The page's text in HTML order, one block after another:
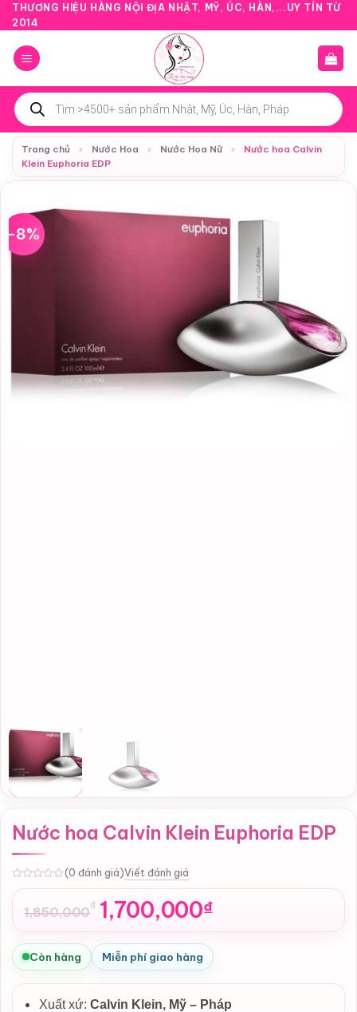
Bỏ
qua
nội
dung
THƯƠNG HIỆU HÀNG NỘI ĐỊA NHẬT, MỸ, ÚC, HÀN,...UY TÍN TỪ
2014
Tìm
kiếm
sản
phẩm
Trang chủ
› Nước Hoa › Nước Hoa Nữ ›
Nước hoa Calvin
Klein Euphoria EDP
-8%
Nước hoa Calvin Klein Euphoria EDP
(0 đánh giá)Viết đánh giá
1,850,000₫
Giá
gốc
là:
1,850,000₫.
1,700,000₫
Giá
hiện
tại
là:
1,700,000₫.
Còn hàng Miễn phí giao hàng
Xuất xứ: Calvin Klein, Mỹ – Pháp